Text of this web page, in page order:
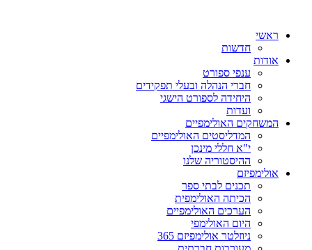
ראשי
חדשות
אודות
ענפי ספורט
חברי הנהלה ובעלי תפקידים
היחידה לספורט הישגי
ועדות
המשחקים האולימפיים
המדליסטים האולימפיים
י"א חללי מינכן
ההיסטוריה שלנו
אולימפיזם
תכנים לבתי ספר
הכיתה האולימפית
הערכים האולימפיים
היום האולימפי
ניוזלטר אולימפיזם 365